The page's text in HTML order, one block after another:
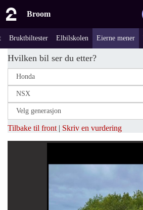
Broom
Bruktbiltester Elbilskolen Eierne mener
Hvilken bil ser du etter?
Tilbake til front | Skriv en vurdering